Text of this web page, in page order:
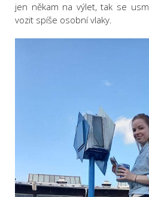
jen někam na výlet, tak se
vozit spíše osobní vlaky.